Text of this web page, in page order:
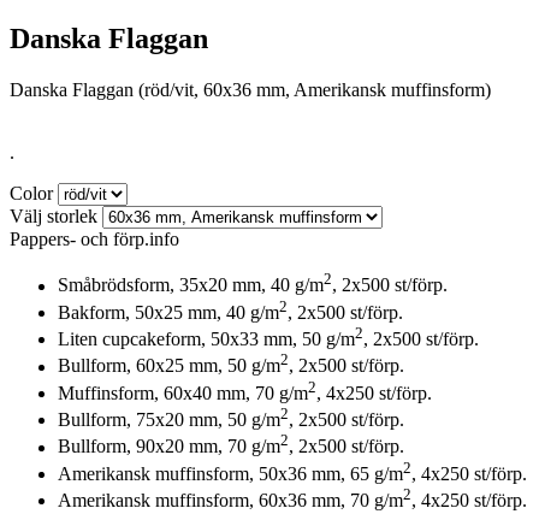
Danska Flaggan
Danska Flaggan (röd/vit, 60x36 mm, Amerikansk muffinsform)
.
Color
Välj storlek
Pappers- och förp.info
Småbrödsform, 35x20 mm, 40 g/m2, 2x500 st/förp.
Bakform, 50x25 mm, 40 g/m2, 2x500 st/förp.
Liten cupcakeform, 50x33 mm, 50 g/m2, 2x500 st/förp.
Bullform, 60x25 mm, 50 g/m2, 2x500 st/förp.
Muffinsform, 60x40 mm, 70 g/m2, 4x250 st/förp.
Bullform, 75x20 mm, 50 g/m2, 2x500 st/förp.
Bullform, 90x20 mm, 70 g/m2, 2x500 st/förp.
Amerikansk muffinsform, 50x36 mm, 65 g/m2, 4x250 st/förp.
Amerikansk muffinsform, 60x36 mm, 70 g/m2, 4x250 st/förp.